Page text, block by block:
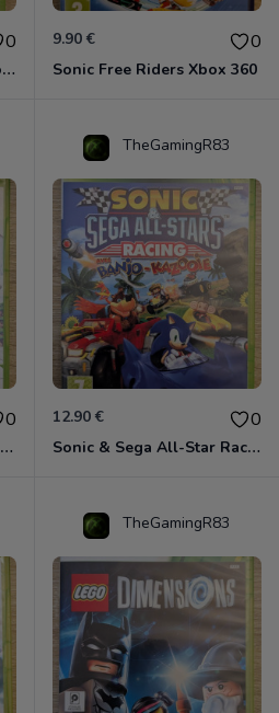
0
Lego - Jurassic World Xbox 360
9.90 € 0
Sonic Free Riders Xbox 360
0
Sonic Generations Xbox 360
TheGamingR83
12.90 € 0
Sonic & Sega All-Star Racing avec Banjo-Kazooie Xbox 360
TheGamingR83